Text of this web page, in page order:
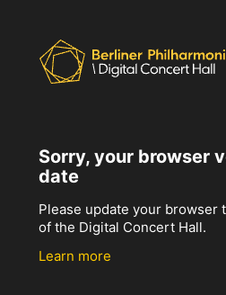
Sorry, your browser
date
Please update your browser
of the Digital Concert Hall.
Learn more